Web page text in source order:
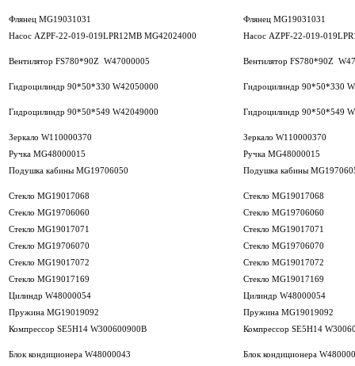
Флянец MG19031031
Флянец MG19031031
Насос AZPF-22-019-019LPR12MB MG42024000
Насос AZPF-22-019-
Вентилятор FS780*90Z W47000005 Вентилятор FS780*90Z
Гидроцилиндр 90*50*330 W42050000 Гидроцилиндр 90*50*330
Гидроцилиндр 90*50*549 W42049000 Гидроцилиндр 90*50*549
Зеркало W110000370
Зеркало W110000370
Ручка MG48000015
Ручка MG48000015
Подушка кабины MG19706050
Подушка кабины
Стекло MG19017068
Стекло MG19017068
Стекло MG19706060
Стекло MG19706060
Стекло MG19017071
Стекло MG19017071
Стекло MG19706070
Стекло MG19706070
Стекло MG19017072
Стекло MG19017072
Стекло MG19017169
Стекло MG19017169
Цилиндр W48000054
Цилиндр W48000054
Пружина MG19019092
Пружина MG19019092
Компрессор SE5H14 W300600900B
Компрессор SE5H14
Блок кондиционера W48000043 Блок кондиционера